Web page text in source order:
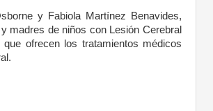
y Fabiola Martínez Benavides,
madres de niños con Lesión Cerebral
ofrecen los tratamientos médicos